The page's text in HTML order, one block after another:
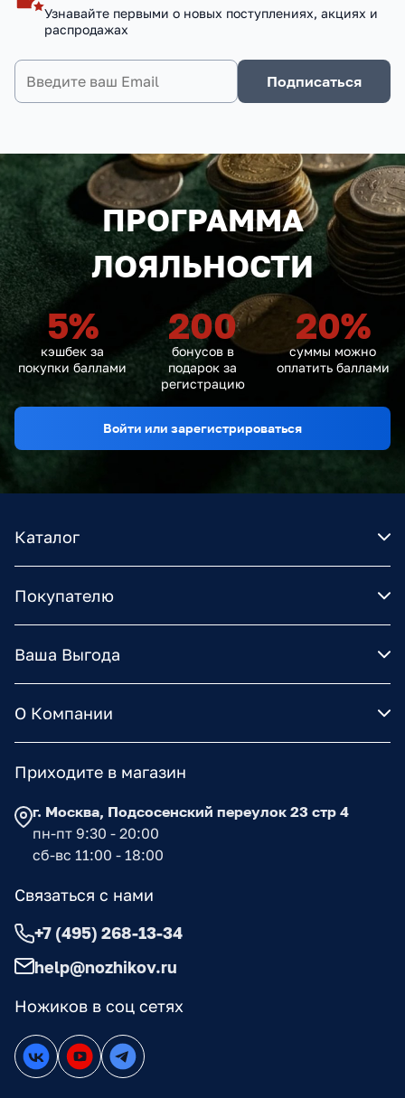
Узнавайте первыми о новых поступлениях, акциях и
распродажах
Подписаться
ПРОГРАММА
ЛОЯЛЬНОСТИ
5%
кэшбек за
покупки баллами
200
бонусов в
подарок за
регистрацию
20%
суммы можно
оплатить баллами
Войти или зарегистрироваться
Каталог
Покупателю
Ваша Выгода
О Компании
Ножиков в соц сетях
Приходите в магазин
г. Москва, Подсосенский переулок 23 стр 4
пн-пт 9:30 - 20:00
сб-вс 11:00 - 18:00
Связаться с нами
+7 (495) 268-13-34
help@nozhikov.ru